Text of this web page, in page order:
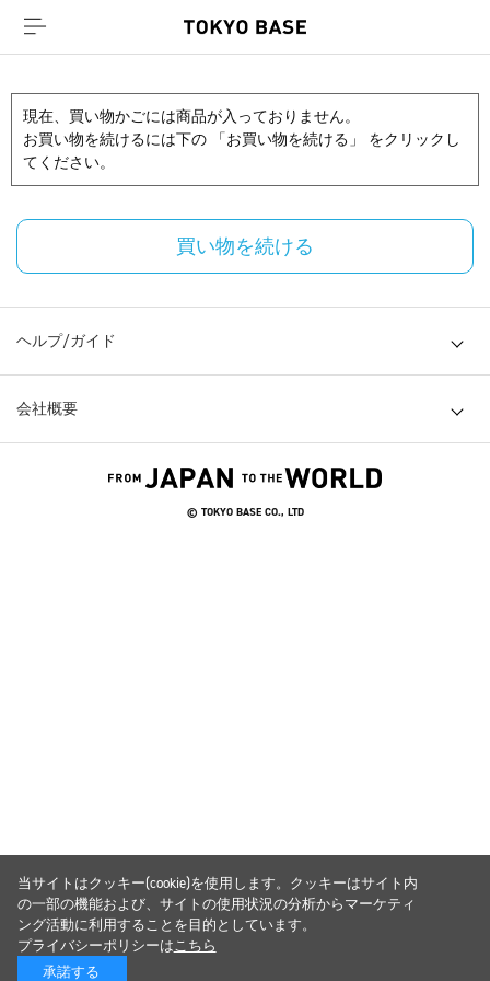
現在、買い物かごには商品が入っておりません。
お買い物を続けるには下の 「お買い物を続ける」 をクリックし
てください。
買い物を続ける
ヘルプ/ガイド
会社概要
© TOKYO BASE CO., LTD
当サイトはクッキー(cookie)を使用します。クッキーはサイト内
の一部の機能および、サイトの使用状況の分析からマーケティ
ング活動に利用することを目的としています。
プライバシーポリシーはこちら
承諾する